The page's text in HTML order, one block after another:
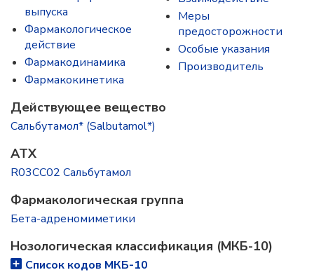
выпускa
Фармакологическое
действие
Фармакодинамика
Фармакокинетика
Меры
предосторожности
Особые указания
Производитель
Действующее вещество
Сальбутамол* (Salbutamol*)
ATX
R03CC02 Сальбутамол
Фармакологическая группа
Бета-адреномиметики
Нозологическая классификация (МКБ-10)
Список кодов МКБ-10